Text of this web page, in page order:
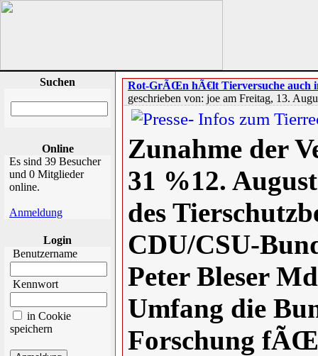
Suchen
Online
Es sind 39 Besucher
und 0 Mitglieder
online.
Anmeldung
Login
Benutzername
Kennwort
in Cookie
speichern
Rot-GrÃŒn hÃ€lt Tierversuche
geschrieben von: joe am Freitag, 13.
Zunahme der
31 %12.
des
CDU/CSU-
Peter Bleser
Umfang die
Forschung